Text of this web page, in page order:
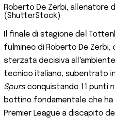
Roberto De Zerbi, allenatore
(ShutterStock)
Il finale di stagione del
fulmineo di Roberto De Zerbi,
sterzata decisiva all'ambiente
tecnico italiano, subentrato
Spursconquistando 11 punti
bottino fondamentale che
Premier League a discapito